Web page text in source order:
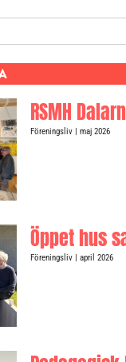
RSMH
Föreningsliv| maj 2026
Öppet hus
Föreningsliv| april 2026